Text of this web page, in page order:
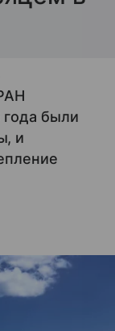
были
и